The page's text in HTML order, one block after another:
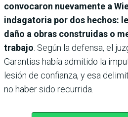
convocaron nuevamente a
indagatoria por dos hechos:
daño a obras construidas o
trabajo . Según la defensa, el
Garantías había admitido la
lesión de confianza, y esa
no haber sido recurrida.